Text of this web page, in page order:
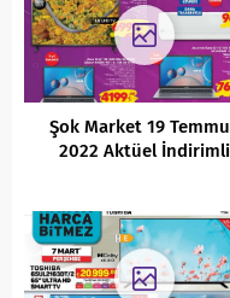
Şok Market 19
2022 Aktüel İndirimli